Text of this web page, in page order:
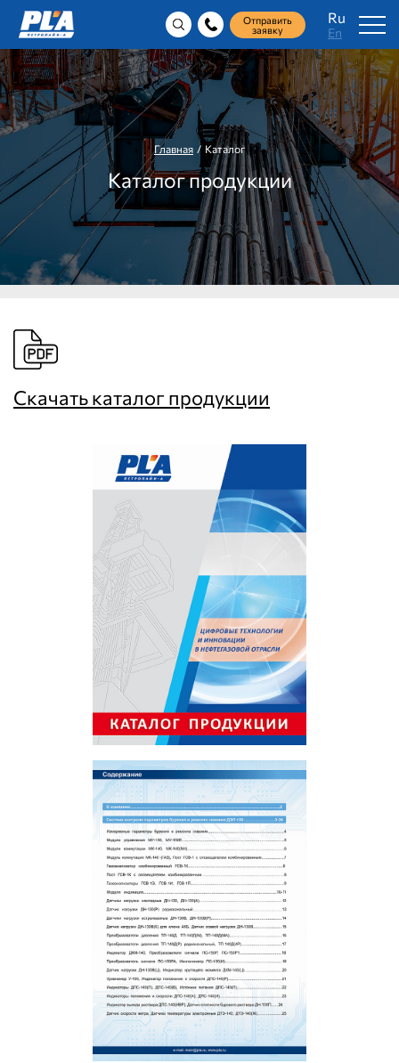
Ru
En
Отправить
заявку
Главная / Каталог
Каталог продукции
Скачать каталог продукции